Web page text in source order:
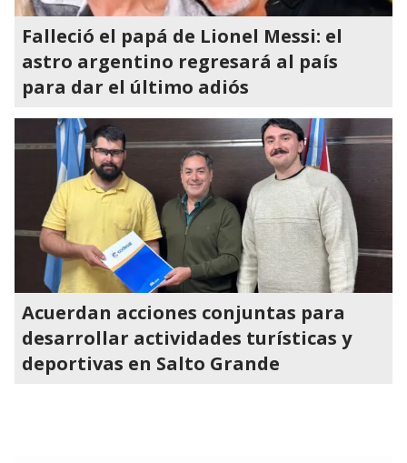
Falleció el papá de Lionel Messi: el
astro argentino regresará al país
para dar el último adiós
Acuerdan acciones conjuntas para
desarrollar actividades turísticas y
deportivas en Salto Grande